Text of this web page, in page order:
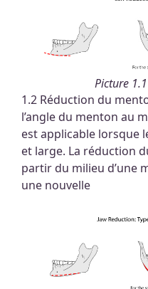
Picture
1.2 Réduction du
l’angle du menton au
est applicable lorsque
et large. La réduction
partir du milieu d’une
une nouvelle